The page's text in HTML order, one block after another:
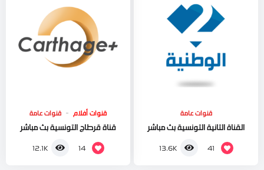
قنوات عامة
القناة التانية التونسية بث مباشر
41
13.6K
قنوات أفلام قنوات عامة
قناة قرطاج التونسية بث مباشر
14
12.1K